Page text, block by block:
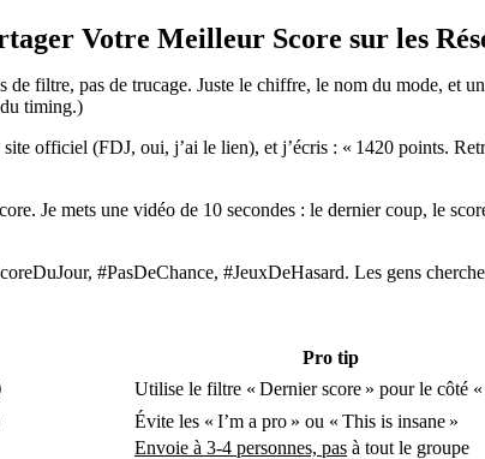
Votre Meilleur Score sur les
de filtre, pas de trucage. Juste le chiffre, le nom du mode, et
timing.)
officiel (FDJ, oui, j’ai le lien), et j’écris : « 1420 points.
Je mets une vidéo de 10 secondes : le dernier coup, le
#PasDeChance, #JeuxDeHasard. Les gens
Pro tip
Utilise le filtre « Dernier score » pour le côté «
Évite les « I’m a pro » ou « This is insane »
Envoie à 3-4 personnes, pas à tout le groupe